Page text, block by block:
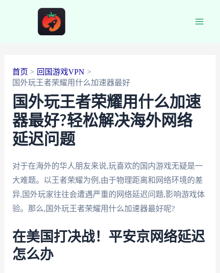
首页
回国游戏VPN
国外玩王者荣耀用什么加速器最好
国外玩王者荣耀用什么加速
器最好?轻松解决海外网络
延迟问题
对于在海外的华人朋友来说,玩喜欢的国内游戏无疑是一
大难题。以王者荣耀为例,由于物理距离和网络环境的差
异,国外玩家往往会遭遇严重的网络延迟问题,影响游戏体
验。那么,国外玩王者荣耀用什么加速器最好呢?
在美国打决战！平安京网络延迟
怎么办